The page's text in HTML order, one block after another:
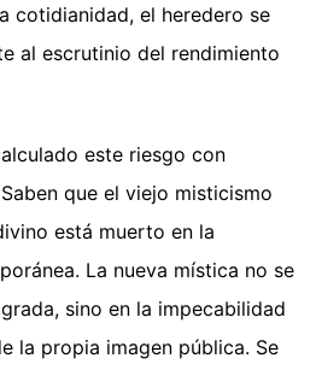
cotidianidad, el heredero se
al escrutinio del rendimiento
este riesgo con
que el viejo misticismo
está muerto en la
La nueva mística no se
sino en la impecabilidad
la propia imagen pública. Se